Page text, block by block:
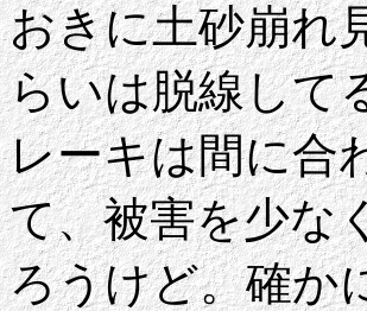
おきに土砂崩れ
らいは脱線して
レーキは間に合
て、被害を少な
ろうけど。確か